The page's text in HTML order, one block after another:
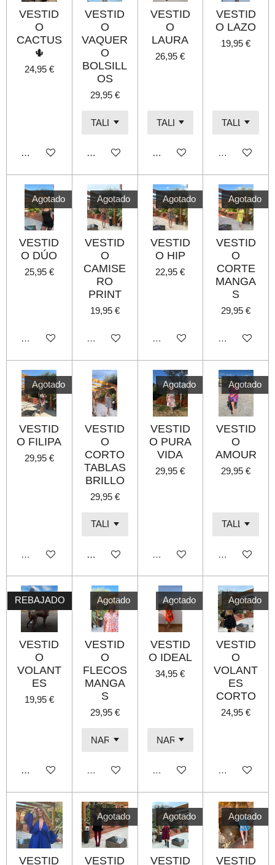
VESTID
O
CACTUS
🌵
24,95 €
Añadir al carrito
VESTID
O
VAQUER
O
BOLSILL
OS
29,95 €
Añadir al carrito
VESTID
O
LAURA
26,95 €
Añadir al carrito
VESTID
O LAZO
19,95 €
Agotado
Agotado
VESTID
O DÚO
25,95 €
Agotado
Agotado
VESTID
O
CAMISE
RO
PRINT
19,95 €
Agotado
Agotado
VESTID
O HIP
22,95 €
Agotado
Agotado
VESTID
O
CORTE
MANGA
S
29,95 €
Agotado
Agotado
VESTID
O FILIPA
29,95 €
Agotado
VESTID
O
CORTO
TABLAS
BRILLO
29,95 €
Añadir al carrito
Agotado
VESTID
O PURA
VIDA
29,95 €
Agotado
Agotado
VESTID
O
AMOUR
29,95 €
Agotado
REBAJADO
VESTID
O
VOLANT
ES
19,95 €
Añadir al carrito
Agotado
VESTID
O
FLECOS
MANGA
S
29,95 €
Agotado
Agotado
VESTID
O IDEAL
34,95 €
Agotado
Agotado
VESTID
O
VOLANT
ES
CORTO
24,95 €
Agotado
VESTID
Agotado
VESTID
Agotado
VESTID
Agotado
VESTID